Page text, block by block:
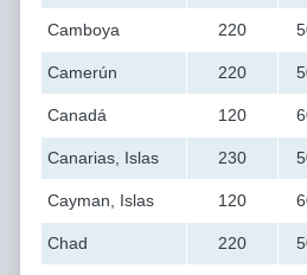
Camboya 220
Camerún 220
Canadá 120
Canarias, Islas 230
Cayman, Islas 120
Chad 220